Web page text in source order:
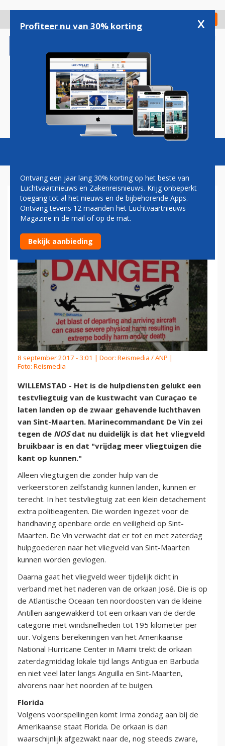
gaan
Check in
Magazine Podcasts Vacatures
EERSTE TESTVLIEGTUIG
LANDT OP SINT-MAARTEN
8 september 2017 - 3:01 | Door: Reismedia / ANP |
Foto: Reismedia
WILLEMSTAD - Het is de hulpdiensten gelukt een
testvliegtuig van de kustwacht van Curaçao te
laten landen op de zwaar gehavende luchthaven
van Sint-Maarten. Marinecommandant De Vin zei
tegen de NOSdat nu duidelijk is dat het vliegveld
bruikbaar is en dat "vrijdag meer vliegtuigen die
kant op kunnen."
Alleen vliegtuigen die zonder hulp van de
verkeerstoren zelfstandig kunnen landen, kunnen er
terecht. In het testvliegtuig zat een klein detachement
extra politieagenten. Die worden ingezet voor de
handhaving openbare orde en veiligheid op Sint-
Maarten. De Vin verwacht dat er tot en met zaterdag
hulpgoederen naar het vliegveld van Sint-Maarten
kunnen worden gevlogen.
Daarna gaat het vliegveld weer tijdelijk dicht in
verband met het naderen van de orkaan José. Die is op
de Atlantische Oceaan ten noordoosten van de kleine
Antillen aangewakkerd tot een orkaan van de derde
categorie met windsnelheden tot 195 kilometer per
uur. Volgens berekeningen van het Amerikaanse
National Hurricane Center in Miami trekt de orkaan
zaterdagmiddag lokale tijd langs Antigua en Barbuda
en niet veel later langs Anguilla en Sint-Maarten,
alvorens naar het noorden af te buigen.
Florida
Volgens voorspellingen komt Irma zondag aan bij de
Amerikaanse staat Florida. De orkaan is dan
waarschijnlijk afgezwakt naar de, nog steeds zware,
Profiteer nu van 30% korting x
Ontvang een jaar lang 30% korting op het beste van
Luchtvaartnieuws en Zakenreisnieuws. Krijg onbeperkt
toegang tot al het nieuws en de bijbehorende Apps.
Ontvang tevens 12 maanden het Luchtvaartnieuws
Magazine in de mail of op de mat.
Bekijk aanbieding